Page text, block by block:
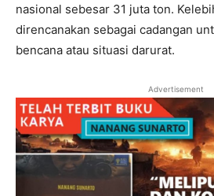
nasional sebesar 31 juta ton.
direncanakan sebagai cadangan
bencana atau situasi darurat.
Advertisement